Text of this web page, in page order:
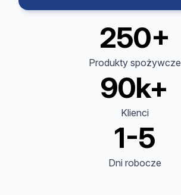
250+
Produkty spożywcze
90k+
Klienci
1-5
Dni robocze